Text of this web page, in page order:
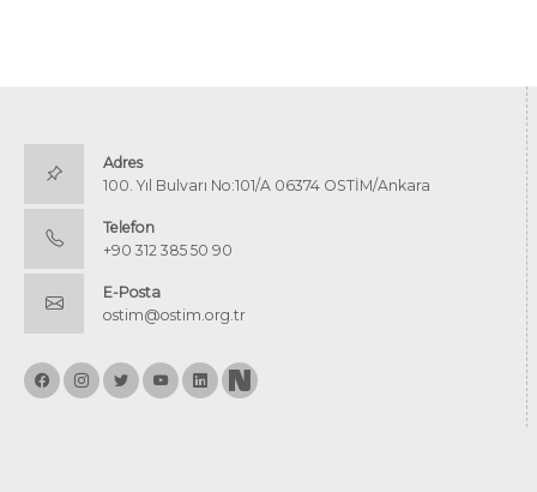
Adres
100. Yıl Bulvarı No:101/A 06374 OSTİM/Ankara
Telefon
+90 312 385 50 90
E-Posta
ostim@ostim.org.tr